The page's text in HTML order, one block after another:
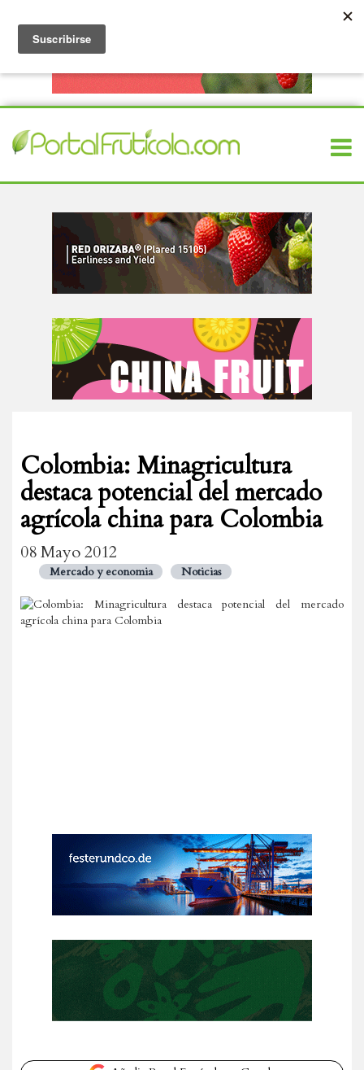
Colombia: Minagricultura
destaca potencial del mercado
agrícola china para Colombia
08 Mayo 2012
Mercado y economia Noticias